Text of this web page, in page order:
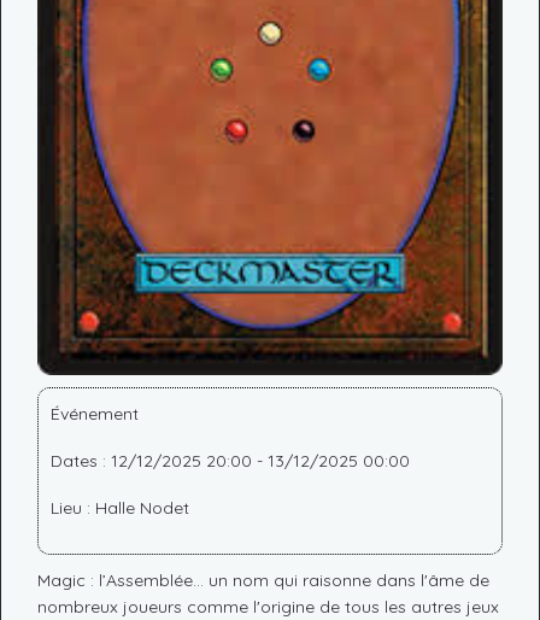
Événement
Dates : 12/12/2025 20:00 - 13/12/2025 00:00
Lieu : Halle Nodet
Magic : l’Assemblée... un nom qui raisonne dans l'âme de
nombreux joueurs comme l'origine de tous les autres jeux